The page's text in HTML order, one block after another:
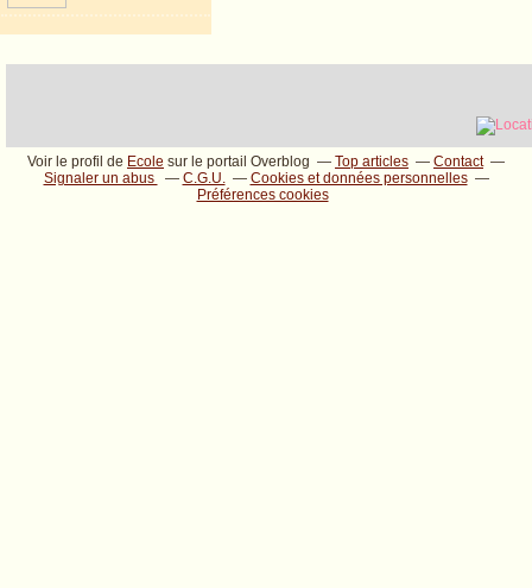
Voir le profil de Ecole sur le portail Overblog Top articles
Contact
Signaler un abus
C.G.U.
Cookies et données personnelles
Préférences cookies